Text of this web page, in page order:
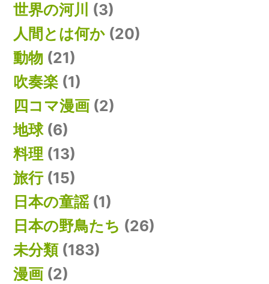
世界の河川 (3)
人間とは何か (20)
動物 (21)
吹奏楽 (1)
四コマ漫画 (2)
地球(6)
料理 (13)
旅行(15)
日本の童謡(1)
日本の野鳥たち (26)
未分類(183)
漫画 (2)